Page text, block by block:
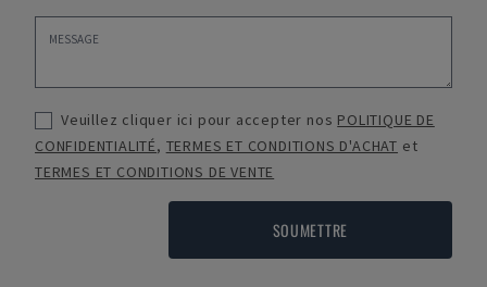
Veuillez cliquer ici pour accepter nos POLITIQUE DE
CONFIDENTIALITÉ, TERMES ET CONDITIONS D'ACHAT et
TERMES ET CONDITIONS DE VENTE
SOUMETTRE